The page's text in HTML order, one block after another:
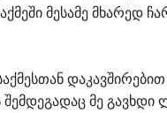
მესამე მხარედ
მე